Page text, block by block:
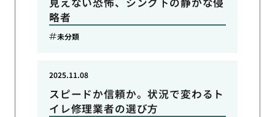
略者
未分類
スピードか信頼か。状況で変わるト
イレ修理業者の選び方
2025.11.08